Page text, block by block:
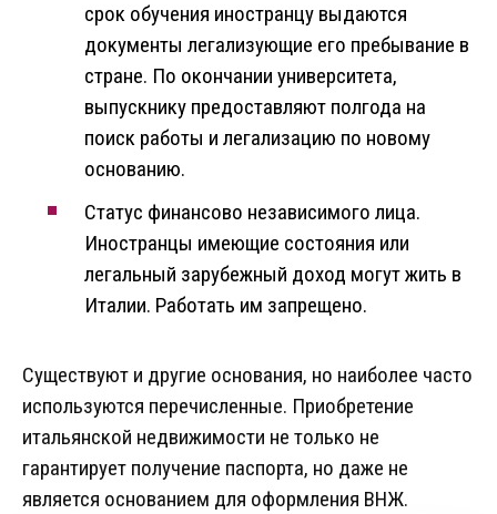
срок обучения иностранцу выдаются
документы легализующие его пребывание в
стране. По окончании университета,
выпускнику предоставляют полгода на
поиск работы и легализацию по новому
основанию.
Статус финансово независимого лица.
Иностранцы имеющие состояния или
легальный зарубежный доход могут жить в
Италии. Работать им запрещено.
Существуют и другие основания, но наиболее часто
используются перечисленные. Приобретение
итальянской недвижимости не только не
гарантирует получение паспорта, но даже не
является основанием для оформления ВНЖ.